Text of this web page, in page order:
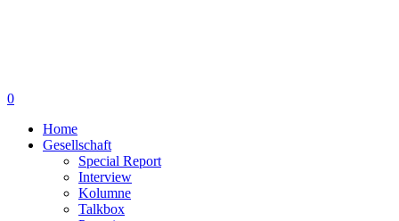
0
Home
Gesellschaft
Special Report
Interview
Kolumne
Talkbox